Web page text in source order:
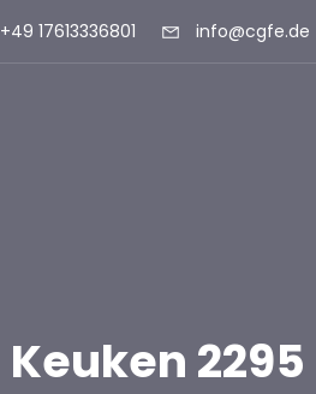
+49 17613336801 info@cgfe.de
Keuken 2295